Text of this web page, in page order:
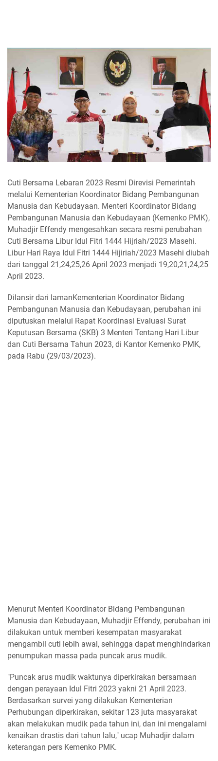
Cuti Bersama Lebaran 2023 Resmi Direvisi Pemerintah
melalui Kementerian Koordinator Bidang Pembangunan
Manusia dan Kebudayaan. Menteri Koordinator Bidang
Pembangunan Manusia dan Kebudayaan (Kemenko PMK),
Muhadjir Effendy mengesahkan secara resmi perubahan
Cuti Bersama Libur Idul Fitri 1444 Hijriah/2023 Masehi.
Libur Hari Raya Idul Fitri 1444 Hijiriah/2023 Masehi diubah
dari tanggal 21,24,25,26 April 2023 menjadi 19,20,21,24,25
April 2023.
Dilansir dari lamanKementerian Koordinator Bidang
Pembangunan Manusia dan Kebudayaan, perubahan ini
diputuskan melalui Rapat Koordinasi Evaluasi Surat
Keputusan Bersama (SKB) 3 Menteri Tentang Hari Libur
dan Cuti Bersama Tahun 2023, di Kantor Kemenko PMK,
pada Rabu (29/03/2023).
Menurut Menteri Koordinator Bidang Pembangunan
Manusia dan Kebudayaan, Muhadjir Effendy, perubahan ini
dilakukan untuk memberi kesempatan masyarakat
mengambil cuti lebih awal, sehingga dapat menghindarkan
penumpukan massa pada puncak arus mudik.
"Puncak arus mudik waktunya diperkirakan bersamaan
dengan perayaan Idul Fitri 2023 yakni 21 April 2023.
Berdasarkan survei yang dilakukan Kementerian
Perhubungan diperkirakan, sekitar 123 juta masyarakat
akan melakukan mudik pada tahun ini, dan ini mengalami
kenaikan drastis dari tahun lalu," ucap Muhadjir dalam
keterangan pers Kemenko PMK.